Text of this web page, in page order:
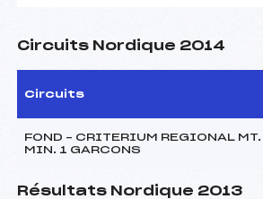
Circuits Nordique 2014
Circuits
FOND – CRITERIUM REGIONAL
MIN. 1 GARCONS
Résultats Nordique 2013